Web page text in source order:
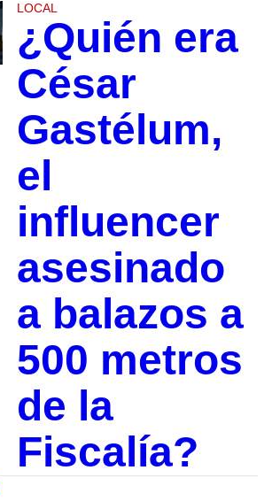
LOCAL
¿Quién era
César
Gastélum,
el
influencer
asesinado
a balazos a
500 metros
de la
Fiscalía?